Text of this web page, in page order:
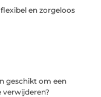
en zorgeloos
geschikt om een